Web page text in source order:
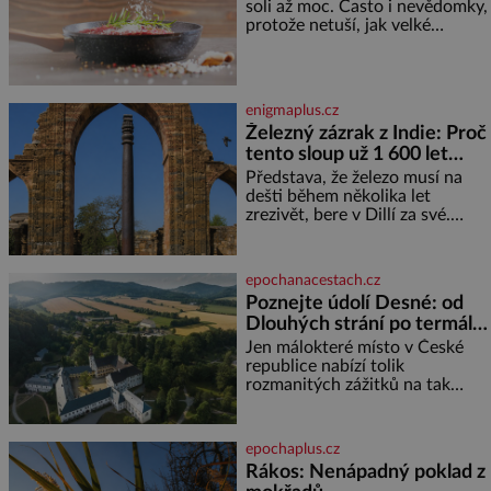
vám uleví. Když se ke mně
doneslo, že si manžel pořídil
soli až moc. Často i nevědomky,
protože netuší, jak velké
sladkých. Sůl je zdravá Ale v
ani ne třetinovém množství, než
je pro většinu populace běžné.
Její základní složky– sodík a
chlór – jsou zásadní pro
správné hospodaření
enigmaplus.cz
Železný zázrak z Indie: Proč
tento sloup už 1 600 let
nezná rez?
Představa, že železo musí na
dešti během několika let
zrezivět, bere v Dillí za své.
železný sloup, který už přibližně
1 600 let odolává počasí
epochanacestach.cz
Poznejte údolí Desné: od
Dlouhých strání po termální
prameny
Jen málokteré místo v České
republice nabízí tolik
rozmanitých zážitků na tak
jediného dne můžete
nahlédnout do útrob jedné z
nejvýznamnějších vodních
epochaplus.cz
Rákos: Nenápadný poklad z